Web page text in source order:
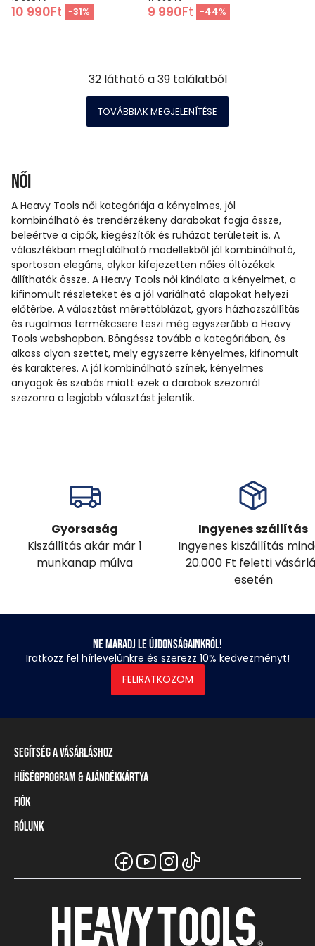
10 990Ft -31% 9 990Ft -44%
32látható a39találatból
TOVÁBBIAK MEGJELENÍTÉSE
Női
A Heavy Tools női kategóriája a kényelmes, jól
kombinálható és trendérzékeny darabokat fogja össze,
beleértve a cipők, kiegészítők és ruházat területeit is. A
választékban megtalálható modellekből jól kombinálható,
sportosan elegáns, olykor kifejezetten nőies öltözékek
állíthatók össze. A Heavy Tools női kínálata a kényelmet, a
kifinomult részleteket és a jól variálható alapokat helyezi
előtérbe. A választást mérettáblázat, gyors házhozszállítás
és rugalmas termékcsere teszi még egyszerűbb a Heavy
Tools webshopban. Böngéssz tovább a kategóriában, és
alkoss olyan szettet, mely egyszerre kényelmes, kifinomult
és karakteres. A jól kombinálható színek, kényelmes
anyagok és szabás miatt ezek a darabok szezonról
szezonra a legjobb választást jelentik.
Gyorsaság
Kiszállítás akár már 1
munkanap múlva
Ingyenes szállítás
Ingyenes kiszállítás
20.000 Ft feletti
esetén
Ne maradj le újdonságainkról!
Iratkozz fel hírlevelünkre és szerezz 10% kedvezményt!
FELIRATKOZOM
Segítség a vásárláshoz
Szállítási információ
Fizetési módok
Mérettáblázat
Üzleteink és viszonteladók
Gyakori kérdések (GYIK)
Hűségprogram & Ajándékkártya
Törzsvásárlói program
Ajándékkártya
Fiók
Belépés / Regisztráció
Rólunk
A Heavy Tools márka
Viszonteladói információ
Széchenyi Terv Plusz